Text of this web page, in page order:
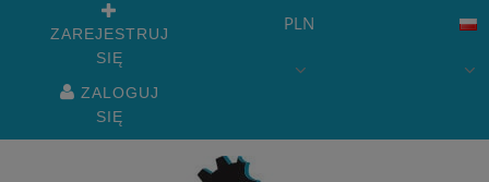
ZAREJESTRUJ
SIĘ
ZALOGUJ
SIĘ
PLN